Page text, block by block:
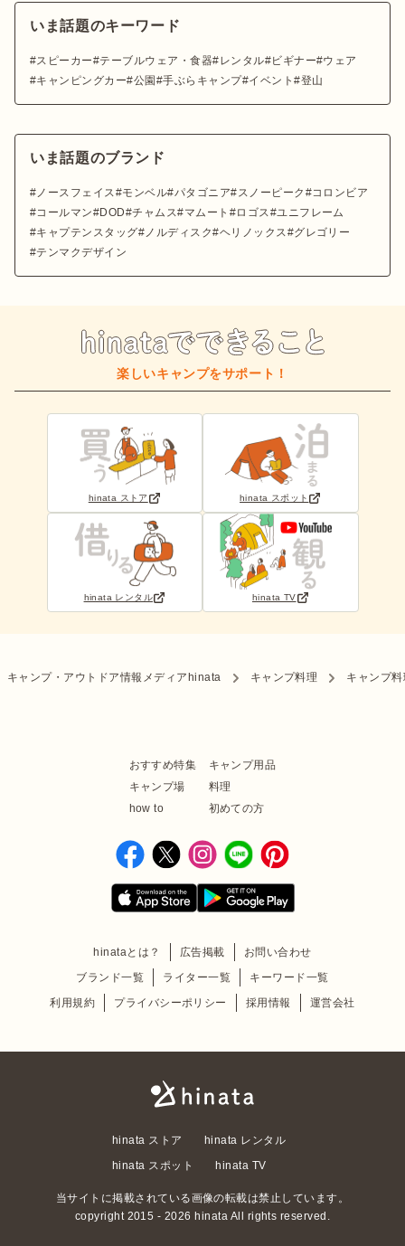
いま話題のキーワード
スピーカー テーブルウェア・食器 レンタル ビギナー
ウェア
キャンピングカー 公園 手ぶらキャンプ イベント 登山
いま話題のブランド
ノースフェイス モンベル パタゴニア スノーピーク
コロンビア
コールマン
DOD チャムス マムート ロゴス
ユニフレーム
キャプテンスタッグ
ノルディスク ヘリノックス
グレゴリー
テンマクデザイン
楽しいキャンプをサポート！
hinata ストア hinata スポット
hinata レンタル hinata TV
キャンプ・アウトドア情報メディアhinata キャンプ料理 キャンプ
おすすめ特集
キャンプ用品
キャンプ場
料理
how to
初めての方
hinataとは？ 広告掲載
お問い合わせ
ブランド一覧
ライター一覧
キーワード一覧
利用規約
プライバシーポリシー 採用情報 運営会社
hinata ストア
hinata レンタル
hinata スポット
hinata TV
当サイトに掲載されている画像の転載は禁止しています。
copyright 2015 - 2026 hinata All rights reserved.